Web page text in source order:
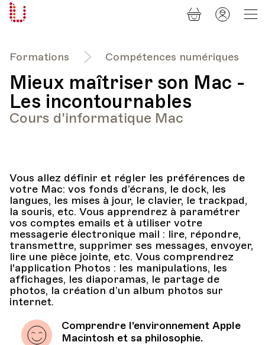
Formations Compétences numériques
Mieux maîtriser son Mac -
Les incontournables
Cours d'informatique Mac
Vous allez définir et régler les préférences de
votre Mac: vos fonds d’écrans, le dock, les
langues, les mises à jour, le clavier, le trackpad,
la souris, etc. Vous apprendrez à paramétrer
vos comptes emails et à utiliser votre
messagerie électronique mail : lire, répondre,
transmettre, supprimer ses messages, envoyer,
lire une pièce jointe, etc. Vous comprendrez
l'application Photos : les manipulations, les
affichages, les diaporamas, le partage de
photos, la création d’un album photos sur
internet.
Comprendre l'environnement Apple
Macintosh et sa philosophie.
Panier
Mon